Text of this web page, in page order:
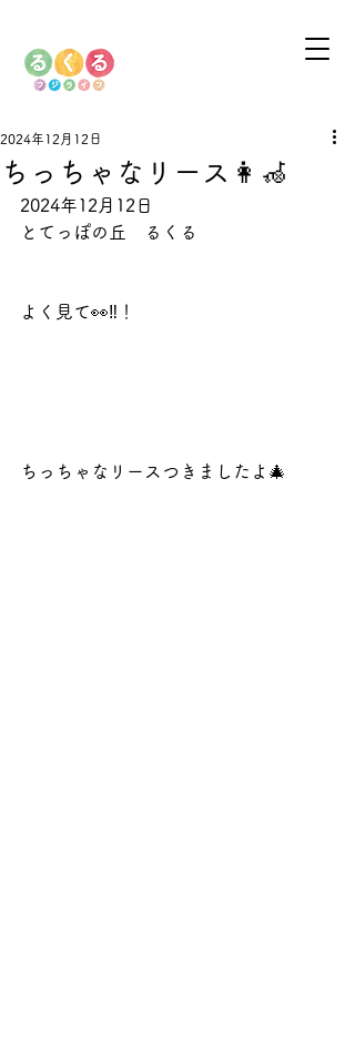
ちっちゃなリース👩‍🦽
2024年12月12日
2024年12月12日
とてっぽの丘　るくる
よく見て👀‼️！
ちっちゃなリースつきましたよ🎄